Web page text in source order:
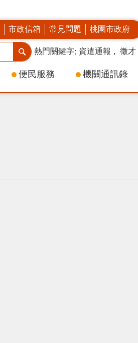
市政信箱 常見問題 桃園市政府
熱門關鍵字 資遣通報 徵才
便民服務 機關通訊錄